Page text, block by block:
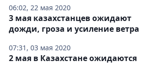
06:02, 22 мая 2020
07:31, 03 мая 2020
3 мая казахстанцев ожидают
дожди, гроза и усиление ветра
2 мая в Казахстане ожидаются